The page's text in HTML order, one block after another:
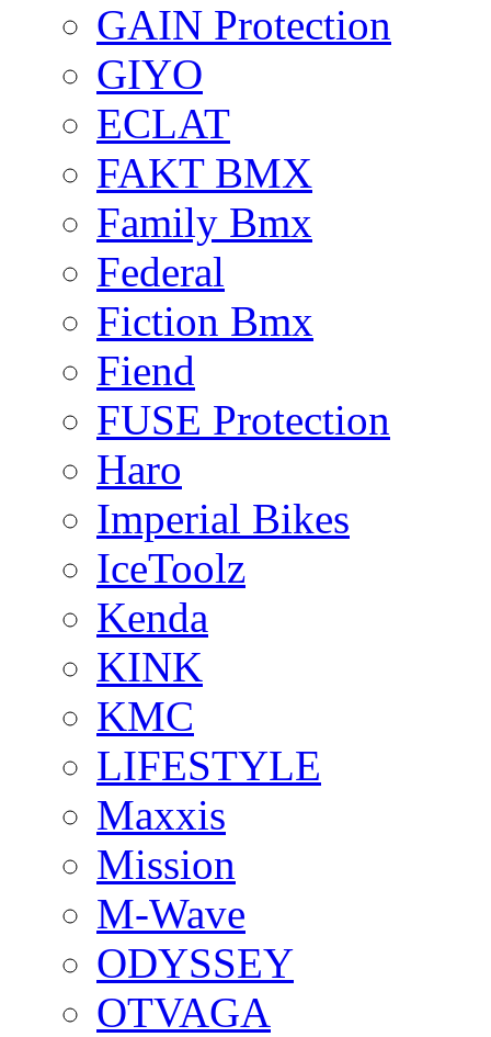
GAIN Protection
GIYO
ECLAT
FAKT BMX
Family Bmx
Federal
Fiction Bmx
Fiend
FUSE Protection
Haro
Imperial Bikes
IceToolz
Kenda
KINK
KMC
LIFESTYLE
Maxxis
Mission
M-Wave
ODYSSEY
OTVAGA